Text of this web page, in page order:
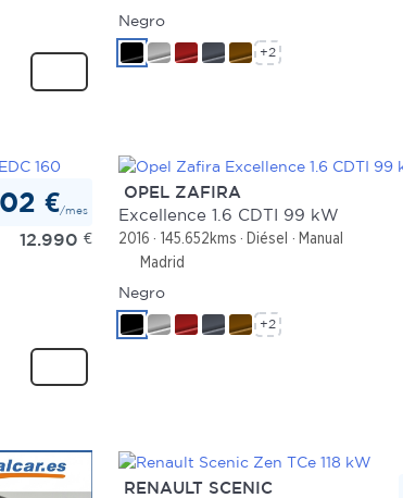
Negro
+2
€/mes
12.990 €
OPEL ZAFIRA
Excellence 1.6 CDTI 99 kW
2016 145.652kms Diésel
Manual
Madrid
Negro
+2
RENAULT SCENIC